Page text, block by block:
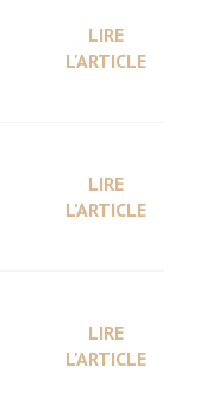
LIRE
L'ARTICLE
LIRE
L'ARTICLE
LIRE
L'ARTICLE